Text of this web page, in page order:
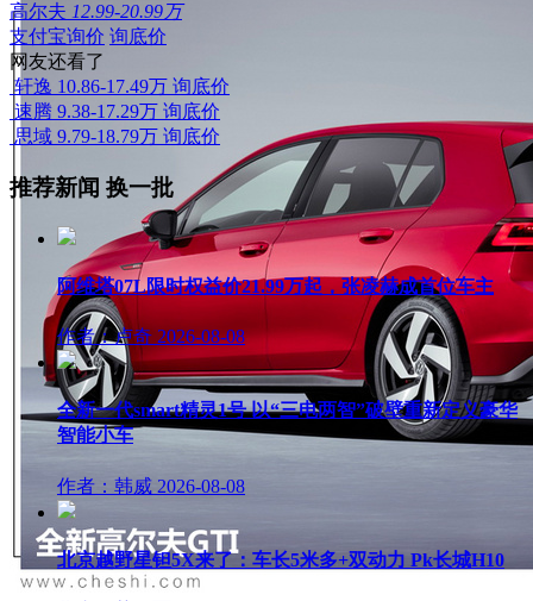
高尔夫 12.99-20.99万
支付宝询价 询底价
网友还看了
轩逸 10.86-17.49万 询底价
速腾 9.38-17.29万 询底价
思域 9.79-18.79万 询底价
推荐新闻 换一批
阿维塔07L限时权益价21.99万起，张凌赫成首位车主
作者：卢奇 2026-08-08
全新一代smart精灵1号 以“三电两智”破壁重新定义豪华
智能小车
作者：韩威 2026-08-08
北京越野星钽5X来了：车长5米多+双动力 Pk长城H10